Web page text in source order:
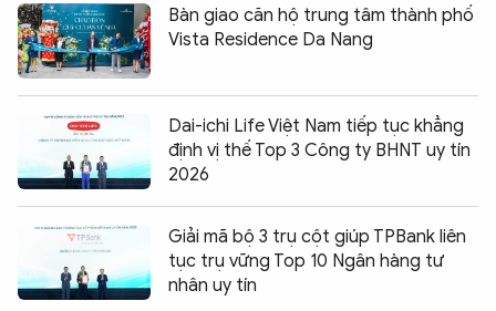
Bàn giao căn hộ trung tâm thành phố
Vista Residence Da Nang
Dai-ichi Life Việt Nam tiếp tục khẳng
định vị thế Top 3 Công ty BHNT uy tín
2026
Giải mã bộ 3 trụ cột giúp TPBank liên
tục trụ vững Top 10 Ngân hàng tư
nhân uy tín